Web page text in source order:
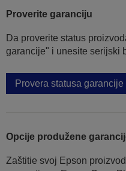
Proverite garanciju
Da proverite status
garancije" i unesite serijski
Provera statusa garancije
Opcije produžene
Zaštitie svoj Epson